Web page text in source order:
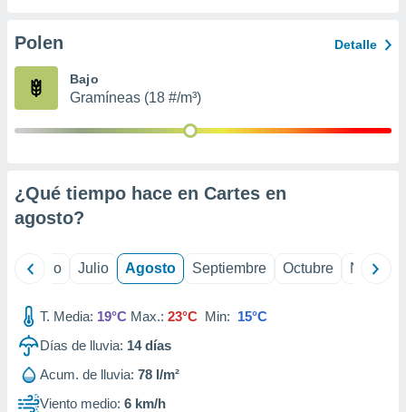
e
mediante
de
1199
Polen Detalle
Bajo
Gramíneas (18 #/m³)
¿Qué tiempo hace en Cartes en
agosto?
Junio Julio Agosto Septiembre Octubre
T. Media: 19°C Max.: 23°C Min: 15°C
Días de lluvia: 14días
Acum. de lluvia: 78 l/m²
Viento medio: 6 km/h